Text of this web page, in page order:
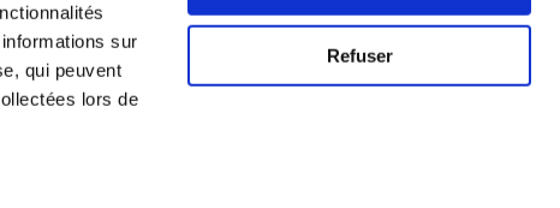
sur
qui peuvent
lors de
Refuser
occasion à
sauna,